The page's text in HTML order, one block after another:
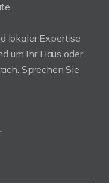
lokaler Expertise
um Ihr Haus oder
Sprechen Sie